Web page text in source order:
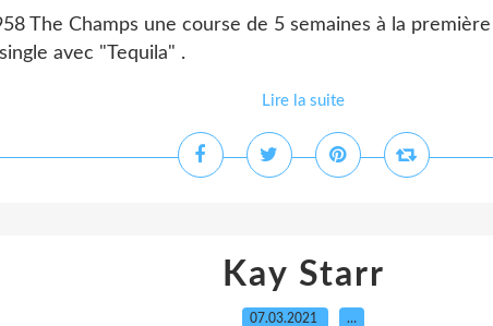
The Champs une course de 5 semaines à la
avec "Tequila" .
Lire la suite
Kay Starr
07.03.2021 …